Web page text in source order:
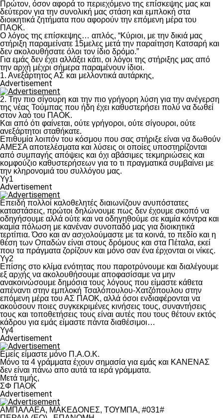
Πρώτον, όσον αφορά το περιεχόμενο της επίσκεψης μας και
δεύτερον για την συνολική μας στάση και εμπλοκή στα
διοικητικά ζητήματα που αφορούν την επόμενη μέρα του
ΠΑΟΚ.
Ο λόγος της επίσκεψης… απλός, “Κύριοι, με την δικιά μας
στήριξη παραμείνατε 15μελες μετά την παραίτηση Κατσαρή και
δεν ακολουθήσατε όλοι τον ίδιο δρόμο.”
Για εμάς δεν έχει αλλάξει κάτι, οι λόγοι της στήριξης μας από
την αρχή μέχρι σήμερα παραμένουν ίδιοι.
1. Ανεξάρτητος ΑΣ και μελλοντικά αυτάρκης,
Advertisement
2. Την πιο σίγουρη και την πιο γρήγορη λύση για την ανέγερση
της νέας Τούμπας που ήδη έχει καθυστερήσει πολύ να δωθεί
στον λαό του ΠΑΟΚ.
Και από ότι φαίνεται, ούτε γρήγοροι, ούτε σίγουροι, ούτε
ανεξάρτητοι σταθήκατε.
Επιθυμία λοιπόν του κόσμου που σας στήριξε είναι να δωθούν
ΑΜΕΣΑ αποτελέσματα και λύσεις οι οποίες υποστηρίζονται
από συμπαγής απόψεις και όχι αβάσιμες τεκμηριώσεις και
κομφούζιο καθυστερήσεων για το τι πραγματικά συμβαίνει με
την κληρονομιά του συλλόγου μας.
Υγ1
Advertisement
Επειδή πολλοί καλοθελητές διαιωνίζουν ανυπόστατες
καταστάσεις, πρώτοι δηλώνουμε πως δεν έχουμε σκοπό να
οδηγήσουμε αλλά ούτε και να οδηγηθούμε σε καμία κόντρα και
καμία πόλωση με κανέναν συνοπαδό μας για διοικητικά
τερτίπια. Όσο και αν ασχολούμαστε με τα κοινά, το πεδίο και η
θέση των Οπαδών είναι στους δρόμους και στα Πέταλα, εκεί
που τα πράγματα ζορίζουν και μόνο σαν ένα έρχονται οι νίκες.
Υγ2
Επίσης στο κλίμα ενότητας που παροτρύνουμε και διαλέγουμε
εξ αρχής να ακολουθήσουμε αποφασίσαμε να μην
ανακοινώσουμε δημόσια τους λόγους που είμαστε κάθετα
απέναντι στην εμπλοκή Τσαλόπουλου-Χατζόπουλου στην
επόμενη μέρα του ΑΣ ΠΑΟΚ, αλλά όσοι ενδιαφέρονται να
ακούσουν ποιες συγκεκριμένες κινήσεις τους, συναντήσεις
τους και τοποθετήσεις τους είναι αυτές που τους θέτουν εκτός
κάδρου για εμάς είμαστε πάντα διαθέσιμοι…
Υγ4
Advertisement
Εμείς είμαστε μόνο Π.Α.Ο.Κ.
Μόνο τα 4 γράμματα έχουν σημασία για εμάς και ΚΑΝΕΝΑΣ
δεν είναι πάνω απο αυτά τα ιερά γράμματα.
Μετά τιμής,
ΣΦ ΠΑΟΚ
Advertisement
ΑΜΠΑΛΑΕΑ, ΜΑΚΕΔΟΝΕΣ, ΤΟΥΜΠΑ, #031#